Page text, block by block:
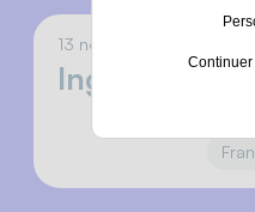
13 novembre 2025
Ingénieur